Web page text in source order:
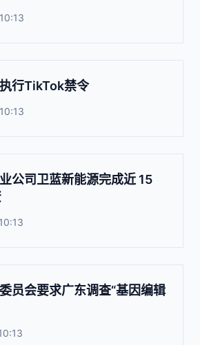
行TikTok禁令
公司卫蓝新能源完成近 15
员会要求广东调查“基因编辑